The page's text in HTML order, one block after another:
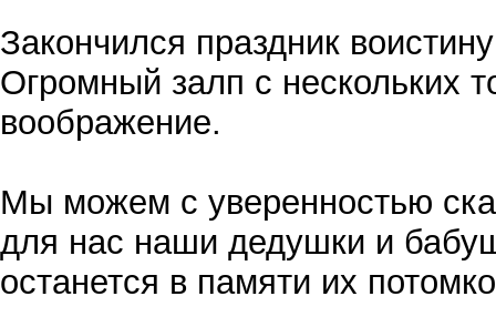
Закончился праздник
Огромный залп с нескольких
воображение.
Мы можем с уверенностью
для нас наши дедушки и
останется в памяти их